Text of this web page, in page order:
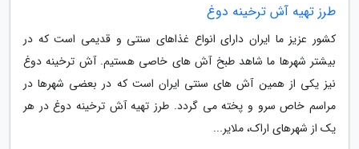
طرز تهیه آش ترخینه دوغ
کشور عزیز ما ایران دارای انواع غذاهای سنتی و قدیمی است که در
بیشتر شهرها ما شاهد طبخ آش های خاصی هستیم. آش ترخینه دوغ
نیز یکی از همین آش های سنتی ایران است که در بعضی شهرها در
مراسم خاص سرو و پخته می گردد. طرز تهیه آش ترخینه دوغ در هر
یک از شهرهای اراک، ملایر...